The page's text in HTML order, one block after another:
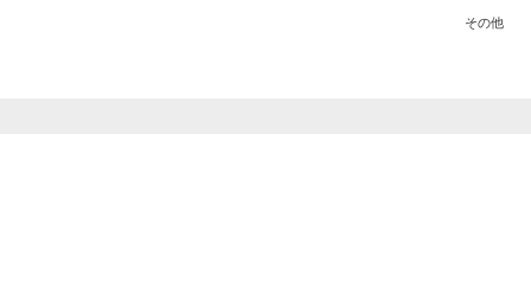
その他